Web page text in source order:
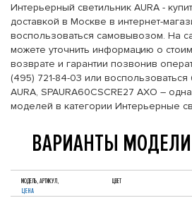
Интерьерный светильник AURA -
доставкой в Москве в интернет-
воспользоваться самовывозом. На
можете уточнить информацию о
возврате и гарантии позвонив
(495) 721-84-03 или
AURA, SPAURA60CSCRE27 AXO –
моделей в категории Интерьерные
ВАРИАНТЫ МОДЕЛИ
МОДЕЛЬ, АРТИКУЛ,
ЦЕНА
ЦВЕТ